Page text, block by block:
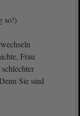
so!)
Frau
Sie sind